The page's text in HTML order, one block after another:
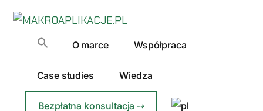
Additional
menuMAKROAPLIKACJE.PL
Automatyzacja
Firm
O marce Współpraca
Case studies Wiedza
Bezpłatna konsultacja ⇢